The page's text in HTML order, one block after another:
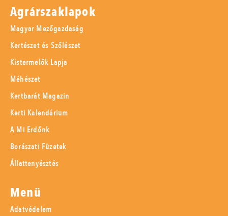
Agrárszaklapok
Magyar Mezőgazdaság
Kertészet és Szőlészet
Kistermelők Lapja
Méhészet
Kertbarát Magazin
Kerti Kalendárium
A Mi Erdőnk
Borászati Füzetek
Állattenyésztés
Menü
Adatvédelem